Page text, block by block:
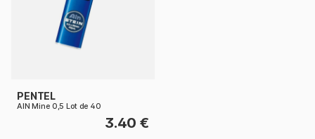
PENTEL
AIN Mine 0,5 Lot de 40
3.40 €